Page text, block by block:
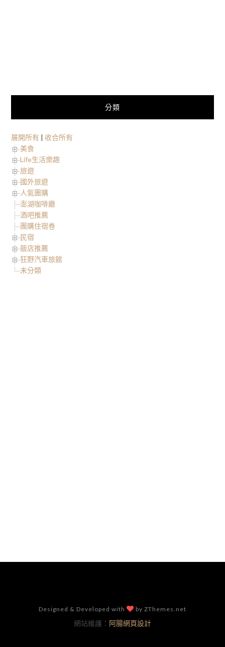
分類
展開所有 | 收合所有
美食
Life生活樂趣
旅遊
國外旅遊
人氣團購
澎湖咖啡廳
酒吧推薦
團購住宿卷
民宿
飯店推薦
狂野汽車旅館
未分類
Designed & Developed with by ZThemes.net
網站維護： 阿腸網頁設計